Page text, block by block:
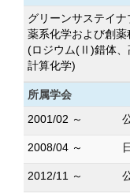
グリーンサステイ
薬系化学および創
(ロジウム(Ⅱ)錯体、
計算化学)
所属学会
2001/02 ～
2008/04 ～
2012/11 ～